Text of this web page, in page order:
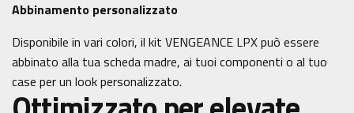
Abbinamento personalizzato
Disponibile in vari colori, il kit VENGEANCE LPX può essere
abbinato alla tua scheda madre, ai tuoi componenti o al tuo
case per un look personalizzato.